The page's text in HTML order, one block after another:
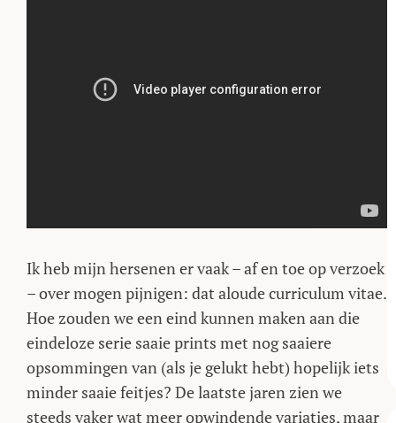
Ik heb mijn hersenen er vaak – af en toe op verzoek
– over mogen pijnigen: dat aloude curriculum vitae.
Hoe zouden we een eind kunnen maken aan die
eindeloze serie saaie prints met nog saaiere
opsommingen van (als je gelukt hebt) hopelijk iets
minder saaie feitjes? De laatste jaren zien we
steeds vaker wat meer opwindende variaties, maar